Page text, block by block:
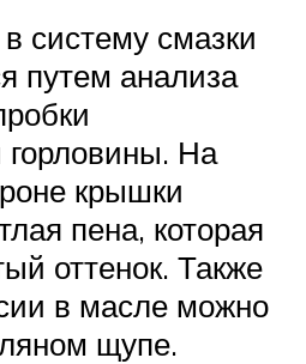
систему смазки
путем анализа
На
крышки
пена, которая
оттенок. Также
в масле можно
щупе.